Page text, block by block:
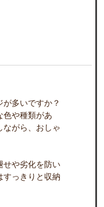
多いですか？
色や種類があ
ながら、おしゃ
せや劣化を防い
すっきりと収納